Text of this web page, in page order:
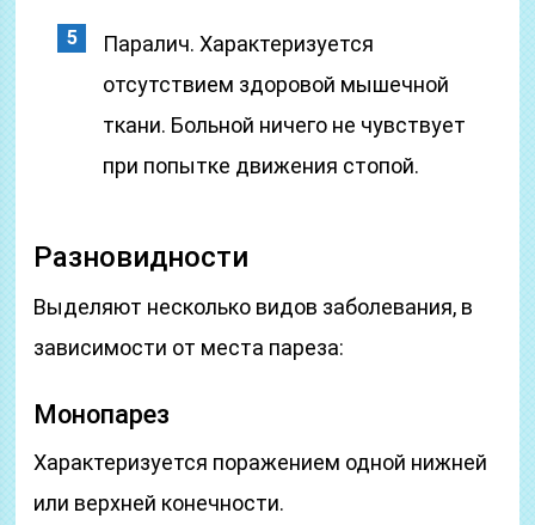
Паралич. Характеризуется
отсутствием здоровой мышечной
ткани. Больной ничего не чувствует
при попытке движения стопой.
Разновидности
Выделяют несколько видов заболевания, в
зависимости от места пареза:
Монопарез
Характеризуется поражением одной нижней
или верхней конечности.